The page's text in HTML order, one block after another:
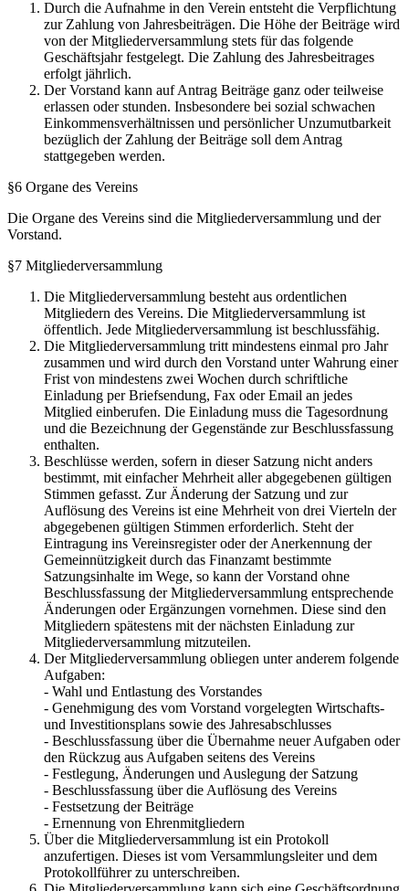
Durch die Aufnahme in den Verein entsteht die Verpflichtung
zur Zahlung von Jahresbeiträgen. Die Höhe der Beiträge wird
von der Mitgliederversammlung stets für das folgende
Geschäftsjahr festgelegt. Die Zahlung des Jahresbeitrages
erfolgt jährlich.
Der Vorstand kann auf Antrag Beiträge ganz oder teilweise
erlassen oder stunden. Insbesondere bei sozial schwachen
Einkommensverhältnissen und persönlicher Unzumutbarkeit
bezüglich der Zahlung der Beiträge soll dem Antrag
stattgegeben werden.
§6 Organe des Vereins
Die Organe des Vereins sind die Mitgliederversammlung und der
Vorstand.
§7 Mitgliederversammlung
Die Mitgliederversammlung besteht aus ordentlichen
Mitgliedern des Vereins. Die Mitgliederversammlung ist
öffentlich. Jede Mitgliederversammlung ist beschlussfähig.
Die Mitgliederversammlung tritt mindestens einmal pro Jahr
zusammen und wird durch den Vorstand unter Wahrung einer
Frist von mindestens zwei Wochen durch schriftliche
Einladung per Briefsendung, Fax oder Email an jedes
Mitglied einberufen. Die Einladung muss die Tagesordnung
und die Bezeichnung der Gegenstände zur Beschlussfassung
enthalten.
Beschlüsse werden, sofern in dieser Satzung nicht anders
bestimmt, mit einfacher Mehrheit aller abgegebenen gültigen
Stimmen gefasst. Zur Änderung der Satzung und zur
Auflösung des Vereins ist eine Mehrheit von drei Vierteln der
abgegebenen gültigen Stimmen erforderlich. Steht der
Eintragung ins Vereinsregister oder der Anerkennung der
Gemeinnützigkeit durch das Finanzamt bestimmte
Satzungsinhalte im Wege, so kann der Vorstand ohne
Beschlussfassung der Mitgliederversammlung entsprechende
Änderungen oder Ergänzungen vornehmen. Diese sind den
Mitgliedern spätestens mit der nächsten Einladung zur
Mitgliederversammlung mitzuteilen.
Der Mitgliederversammlung obliegen unter anderem folgende
Aufgaben:
- Wahl und Entlastung des Vorstandes
- Genehmigung des vom Vorstand vorgelegten Wirtschafts-
und Investitionsplans sowie des Jahresabschlusses
- Beschlussfassung über die Übernahme neuer Aufgaben oder
den Rückzug aus Aufgaben seitens des Vereins
- Festlegung, Änderungen und Auslegung der Satzung
- Beschlussfassung über die Auflösung des Vereins
- Festsetzung der Beiträge
- Ernennung von Ehrenmitgliedern
Über die Mitgliederversammlung ist ein Protokoll
anzufertigen. Dieses ist vom Versammlungsleiter und dem
Protokollführer zu unterschreiben.